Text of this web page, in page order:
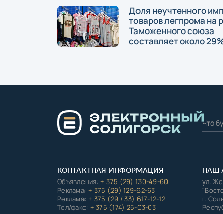
Доля неучтенного
товаров легпрома на
Таможенного союза
составляет около
КОНТАКТНАЯ ИНФОРМАЦИЯ
Объявления:+ 375 (29) 130-49-60
Реклама:+ 375 (29) 129-62-63
Реклама:+ 375 (29 / 33) 617-12-12
Тел/факс: + 375 (174) 25-03-03
НАШ
ул.
г.